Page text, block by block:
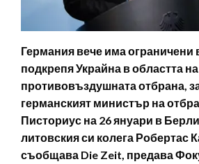
Германия вече има
подкрепя Украйна в областта на
противовъздушната отбрана,
германският министър на
Писториус на 26 януари в
литовския си колега Робертас
съобщава Die Zeit, предава